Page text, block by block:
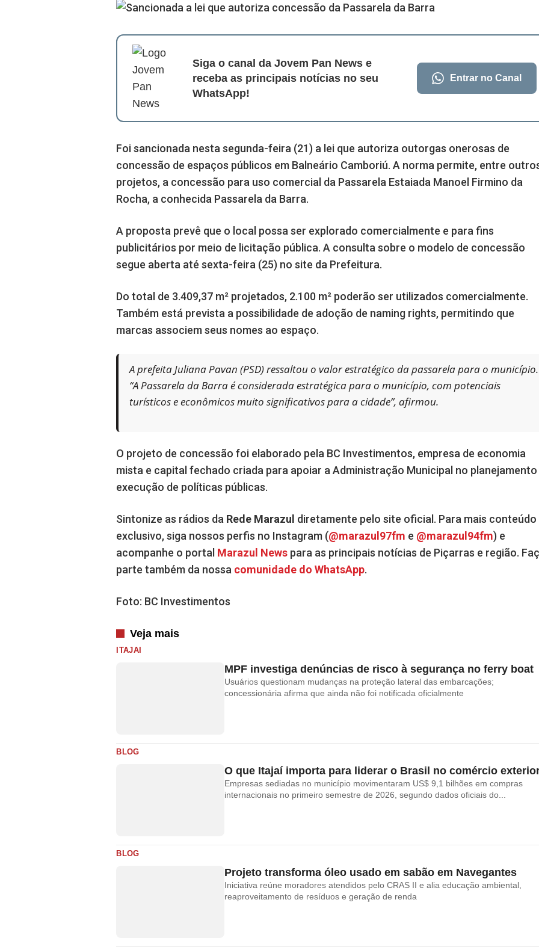
Siga o canal da Jovem Pan News e
receba as principais notícias no seu
WhatsApp!
Entrar no Canal
Foi sancionada nesta segunda-feira (21) a lei que autoriza outorgas onerosas de
concessão de espaços públicos em Balneário Camboriú. A norma permite, entre
projetos, a concessão para uso comercial da Passarela Estaiada Manoel Firmino da
Rocha, a conhecida Passarela da Barra.
A proposta prevê que o local possa ser explorado comercialmente e para fins
publicitários por meio de licitação pública. A consulta sobre o modelo de concessão
segue aberta até sexta-feira (25) no site da Prefeitura.
Do total de 3.409,37 m² projetados, 2.100 m² poderão ser utilizados comercialmente.
Também está prevista a possibilidade de adoção de naming rights, permitindo que
marcas associem seus nomes ao espaço.
A prefeita Juliana Pavan (PSD) ressaltou o valor estratégico da passarela para o município.
“A Passarela da Barra é considerada estratégica para o município, com potenciais
turísticos e econômicos muito significativos para a cidade”, afirmou.
O projeto de concessão foi elaborado pela BC Investimentos, empresa de economia
mista e capital fechado criada para apoiar a Administração Municipal no planejamento
execução de políticas públicas.
Sintonize as rádios da Rede Marazul diretamente pelo site oficial. Para mais conteúdo
exclusivo, siga nossos perfis no Instagram (@marazul97fm e @marazul94fm) e
acompanhe o portal Marazul News para as principais notícias de Piçarras e região.
parte também da nossa comunidade do WhatsApp.
Foto: BC Investimentos
Veja mais
ITAJAI
MPF investiga denúncias de risco à segurança no ferry boat
Usuários questionam mudanças na proteção lateral das embarcações;
concessionária afirma que ainda não foi notificada oficialmente
BLOG
O que Itajaí importa para liderar o Brasil no comércio
Empresas sediadas no município movimentaram US$ 9,1 bilhões em compras
internacionais no primeiro semestre de 2026, segundo dados oficiais do...
BLOG
Projeto transforma óleo usado em sabão em Navegantes
Iniciativa reúne moradores atendidos pelo CRAS II e alia educação ambiental,
reaproveitamento de resíduos e geração de renda